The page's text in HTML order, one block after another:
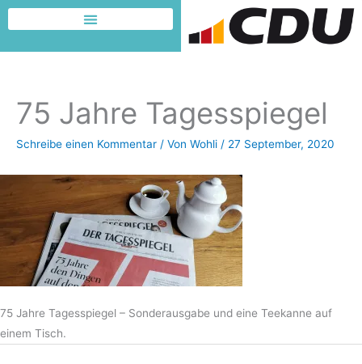
Zum
Inhalt
springen
75 Jahre Tagesspiegel
Schreibe einen Kommentar / Von Wohli / 27 September, 2020
75 Jahre Tagesspiegel – Sonderausgabe und eine Teekanne auf
einem Tisch.